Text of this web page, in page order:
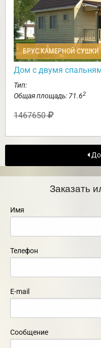
БРУС КАМЕРНОЙ СУШКИ
Дом с двумя
Тип:
Общая площадь: 71.62
1467650
Заказать
Имя
Телефон
E-mail
Сообщение